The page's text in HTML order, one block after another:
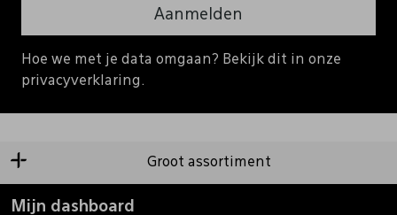
Aanmelden
Hoe we met je data omgaan? Bekijk dit in onze
privacyverklaring.
Groot assortiment
Mijn dashboard